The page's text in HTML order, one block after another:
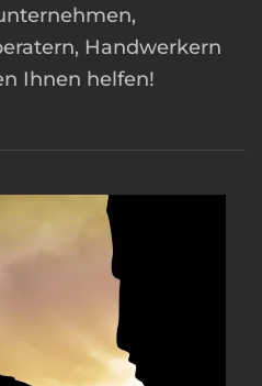
Handwerkern
Ihnen helfen!